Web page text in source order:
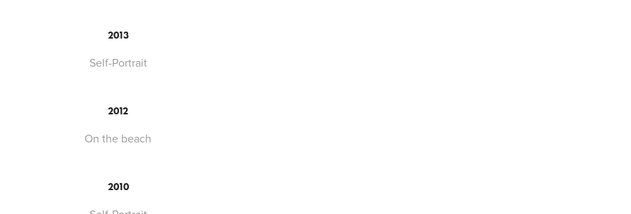
2013
Self-Portrait
2012
On the beach
2010